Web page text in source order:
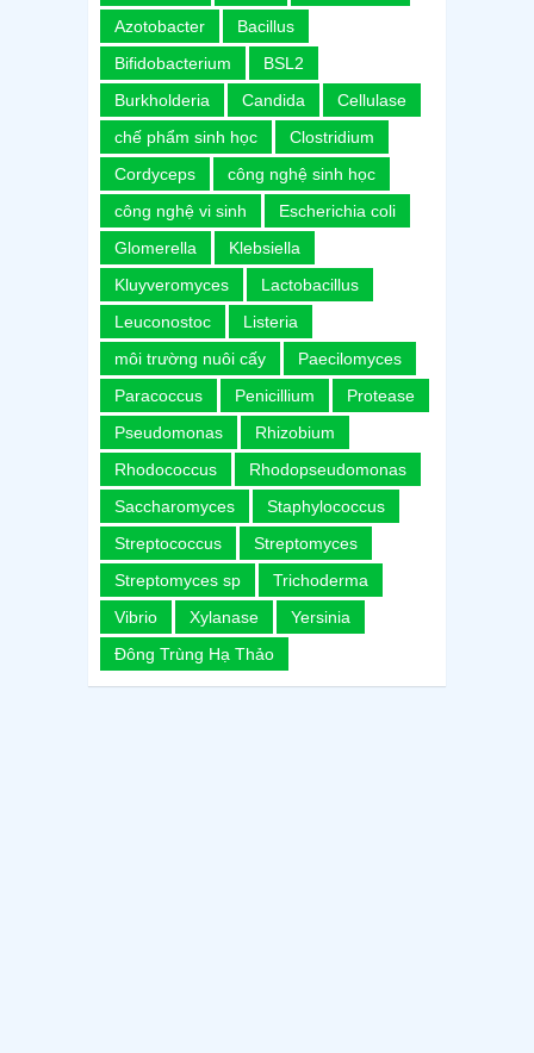
Azotobacter
Bacillus
Bifidobacterium
BSL2
Burkholderia
Candida
Cellulase
chế phẩm sinh học
Clostridium
Cordyceps
công nghệ sinh học
công nghệ vi sinh
Escherichia coli
Glomerella
Klebsiella
Kluyveromyces
Lactobacillus
Leuconostoc
Listeria
môi trường nuôi cấy
Paecilomyces
Paracoccus
Penicillium
Protease
Pseudomonas
Rhizobium
Rhodococcus
Rhodopseudomonas
Saccharomyces
Staphylococcus
Streptococcus
Streptomyces
Streptomyces sp
Trichoderma
Vibrio
Xylanase
Yersinia
Đông Trùng Hạ Thảo